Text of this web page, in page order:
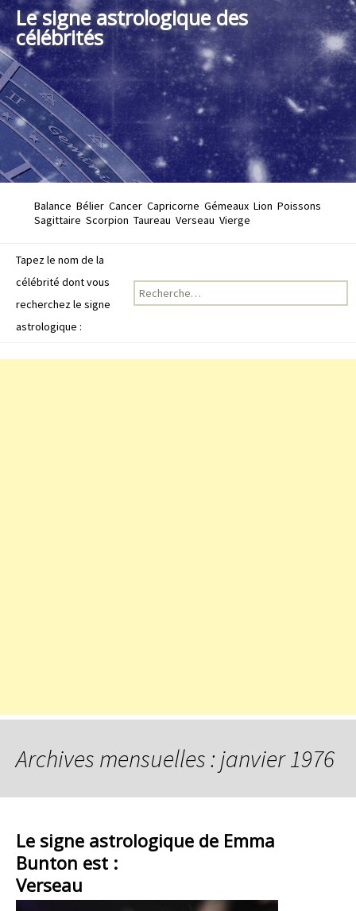
Le signe astrologique des
célébrités
Balance Bélier Cancer Capricorne Gémeaux Lion Poissons
Sagittaire Scorpion Taureau Verseau Vierge
Tapez le nom de la
célébrité dont vous
recherchez le signe
astrologique :
Recherche pour :
Archives mensuelles : janvier 1976
Le signe astrologique de Emma
Bunton est :
Verseau